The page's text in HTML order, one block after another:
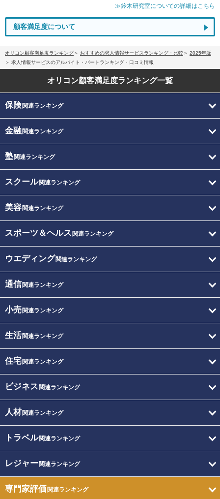
≫鈴木研究室についての詳細はこちら
顧客満足度について
オリコン顧客満足度ランキング おすすめの求人情報サービスランキング・比較
2025年版
求人情報サービスのアルバイト・パートランキング・口コミ情報
オリコン顧客満足度ランキング一覧
保険関連ランキング
金融関連ランキング
塾関連ランキング
スクール関連ランキング
美容関連ランキング
スポーツ＆ヘルス 関連ランキング
ウエディング関連ランキング
通信関連ランキング
小売関連ランキング
生活関連ランキング
住宅関連ランキング
ビジネス 関連ランキング
人材関連ランキング
トラベル関連ランキング
レジャー関連ランキング
専門家評価関連ランキング